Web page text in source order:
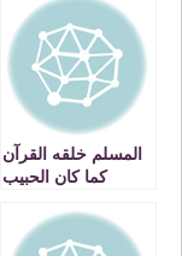
المسلم خلقه القرآن
كما كان الحبيب
الصلاة و السلام